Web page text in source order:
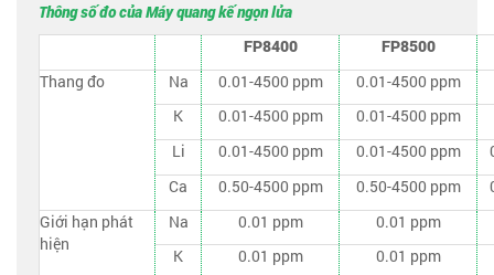
Thông số đo của Máy quang kế ngọn lửa
FP8400
FP8500
Thang đo
Na 0.01-4500 ppm 0.01-4500 ppm
K
0.01-4500 ppm 0.01-4500 ppm
Li
0.01-4500 ppm 0.01-4500 ppm
Ca
0.50-4500 ppm 0.50-4500 ppm
Giới hạn phát
hiện
Na 0.01 ppm
0.01 ppm
K
0.01 ppm
0.01 ppm